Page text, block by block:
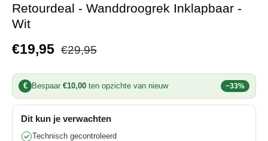
Retourdeal - Wanddroogrek Inklapbaar -
Wit
€19,95 €29,95
€ Bespaar €10,00 ten opzichte van nieuw −33%
Dit kun je verwachten
Technisch gecontroleerd